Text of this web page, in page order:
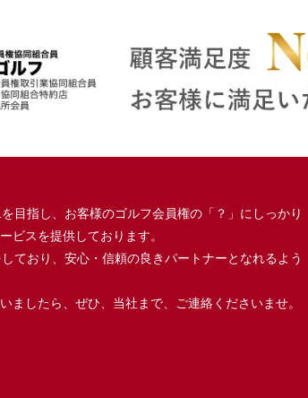
目指し、お客様のゴルフ会員権の「？」にしっかり
ビスを提供しております。
ており、安心・信頼の良きパートナーとなれるよう
ましたら、ぜひ、当社まで、ご連絡くださいませ。